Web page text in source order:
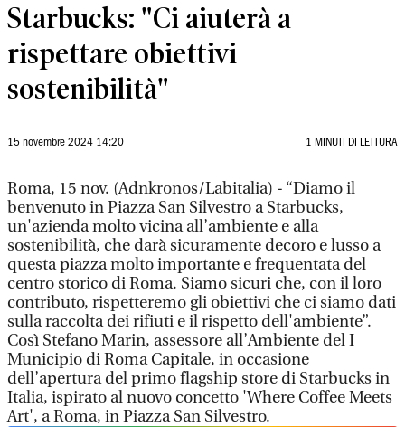
Starbucks: "Ci aiuterà a
rispettare obiettivi
sostenibilità"
15 novembre 2024 14:20 1 MINUTI DI LETTURA
Roma, 15 nov. (Adnkronos/Labitalia) - “Diamo il
benvenuto in Piazza San Silvestro a Starbucks,
un'azienda molto vicina all’ambiente e alla
sostenibilità, che darà sicuramente decoro e lusso a
questa piazza molto importante e frequentata del
centro storico di Roma. Siamo sicuri che, con il loro
contributo, rispetteremo gli obiettivi che ci siamo dati
sulla raccolta dei rifiuti e il rispetto dell'ambiente”.
Così Stefano Marin, assessore all’Ambiente del I
Municipio di Roma Capitale, in occasione
dell’apertura del primo flagship store di Starbucks in
Italia, ispirato al nuovo concetto 'Where Coffee Meets
Art', a Roma, in Piazza San Silvestro.